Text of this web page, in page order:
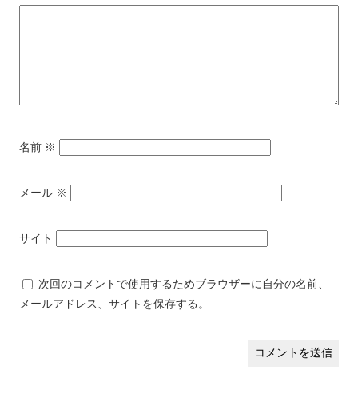
名前 ※
メール ※
サイト
次回のコメントで使用するためブラウザーに自分の名前、
メールアドレス、サイトを保存する。